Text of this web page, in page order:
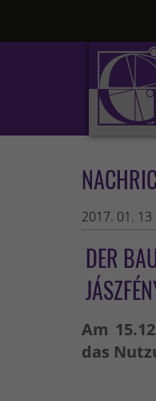
2017. 01. 13
DER
Am
das